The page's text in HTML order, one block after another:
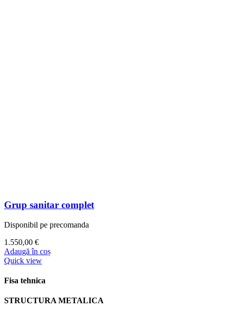
Grup sanitar complet
Disponibil pe precomanda
1.550,00 €
Adaugă în coș
Quick view
Fisa tehnica
STRUCTURA METALICA